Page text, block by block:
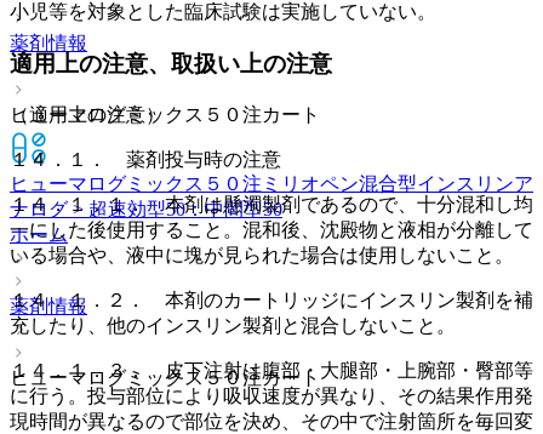
薬剤情報
ヒューマログミックス５０注カート
ヒューマログミックス５０注ミリオペン混合型インスリンア
ナログ > 超速効型50：中間型50
ホーム
薬剤情報
ヒューマログミックス５０注カート
小児等を対象とした臨床試験は実施していない。
適用上の注意、取扱い上の注意
（適用上の注意）
１４．１． 薬剤投与時の注意
１４．１．１． 本剤は懸濁製剤であるので、十分混和し均
一にした後使用すること。混和後、沈殿物と液相が分離して
いる場合や、液中に塊が見られた場合は使用しないこと。
１４．１．２． 本剤のカートリッジにインスリン製剤を補
充したり、他のインスリン製剤と混合しないこと。
１４．１．３． 皮下注射は腹部・大腿部・上腕部・臀部等
に行う。投与部位により吸収速度が異なり、その結果作用発
現時間が異なるので部位を決め、その中で注射箇所を毎回変